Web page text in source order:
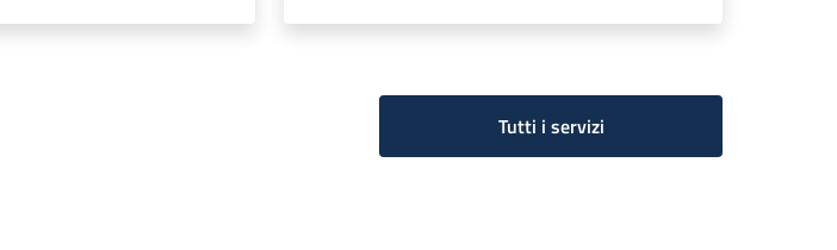
Tutti i servizi